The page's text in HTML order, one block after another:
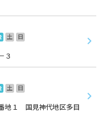
土
日
３
土
日
地１ 国見神代地区多目